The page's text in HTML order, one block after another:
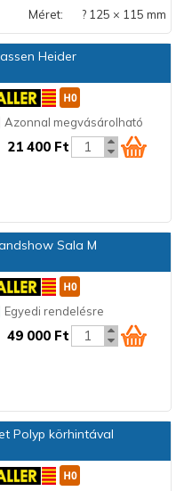
Méret: ? 125 × 115 mm
Heider
Azonnal megvásárolható
21 400 Ft
Sala M
Egyedi rendelésre
49 000 Ft
Polyp körhintával